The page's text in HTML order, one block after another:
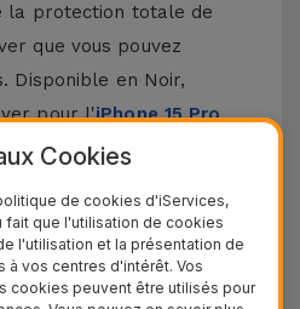
la protection totale de
que vous pouvez
Disponible en Noir,
pour l'iPhone 15 Pro
modèles Apple comme
iPhone 17.
Coque Portefeuille
Cookies
de cookies d'iServices,
que l'utilisation de cookies
l'utilisation et la présentation de
vos centres d'intérêt. Vos
cookies peuvent être utilisés pour